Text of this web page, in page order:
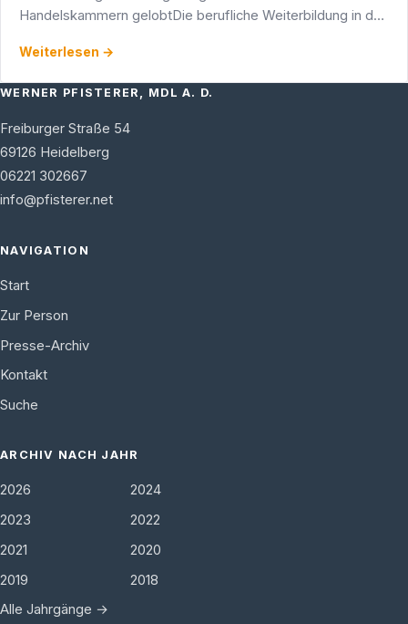
Handelskammern gelobtDie berufliche Weiterbildung in der
Weiterlesen →
WERNER PFISTERER, MDL A. D.
Freiburger Straße 54
69126 Heidelberg
06221 302667
info@pfisterer.net
NAVIGATION
Start
Zur Person
Presse-Archiv
Kontakt
Suche
ARCHIV NACH JAHR
2026
2024
2023
2022
2021
2020
2019
2018
Alle Jahrgänge →